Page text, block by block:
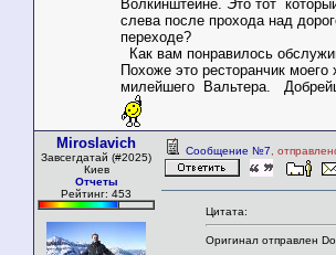
Волкинштейне. Это тот
слева после прохода над
переходе?
Как вам понравилось
Похоже это ресторанчик моего
милейшего Вальтера.
Miroslavich
Завсегдатай (#2025)
Киев
Отчеты
Рейтинг: 453
Сообщение №7 ,
Цитата:
Оригинал отправлен